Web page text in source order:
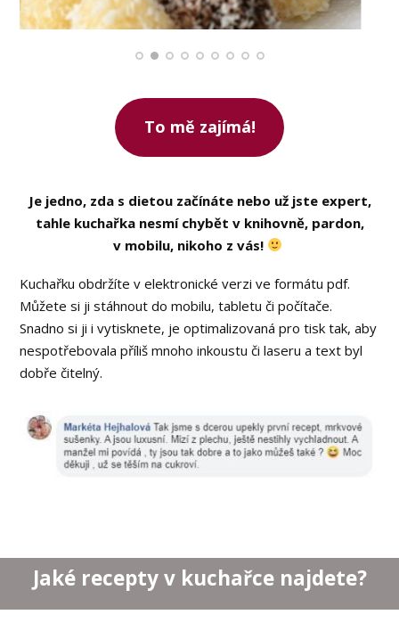
To mě zajímá!
Je jedno, zda s dietou začínáte nebo už jste expert,
tahle kuchařka nesmí chybět v knihovně, pardon,
v mobilu, nikoho z vás!
Kuchařku obdržíte v elektronické verzi ve formátu pdf.
Můžete si ji stáhnout do mobilu, tabletu či počítače.
Snadno si ji i vytisknete, je optimalizovaná pro tisk tak, aby
nespotřebovala příliš mnoho inkoustu či laseru a text byl
dobře čitelný.
Jaké recepty v kuchařce najdete?